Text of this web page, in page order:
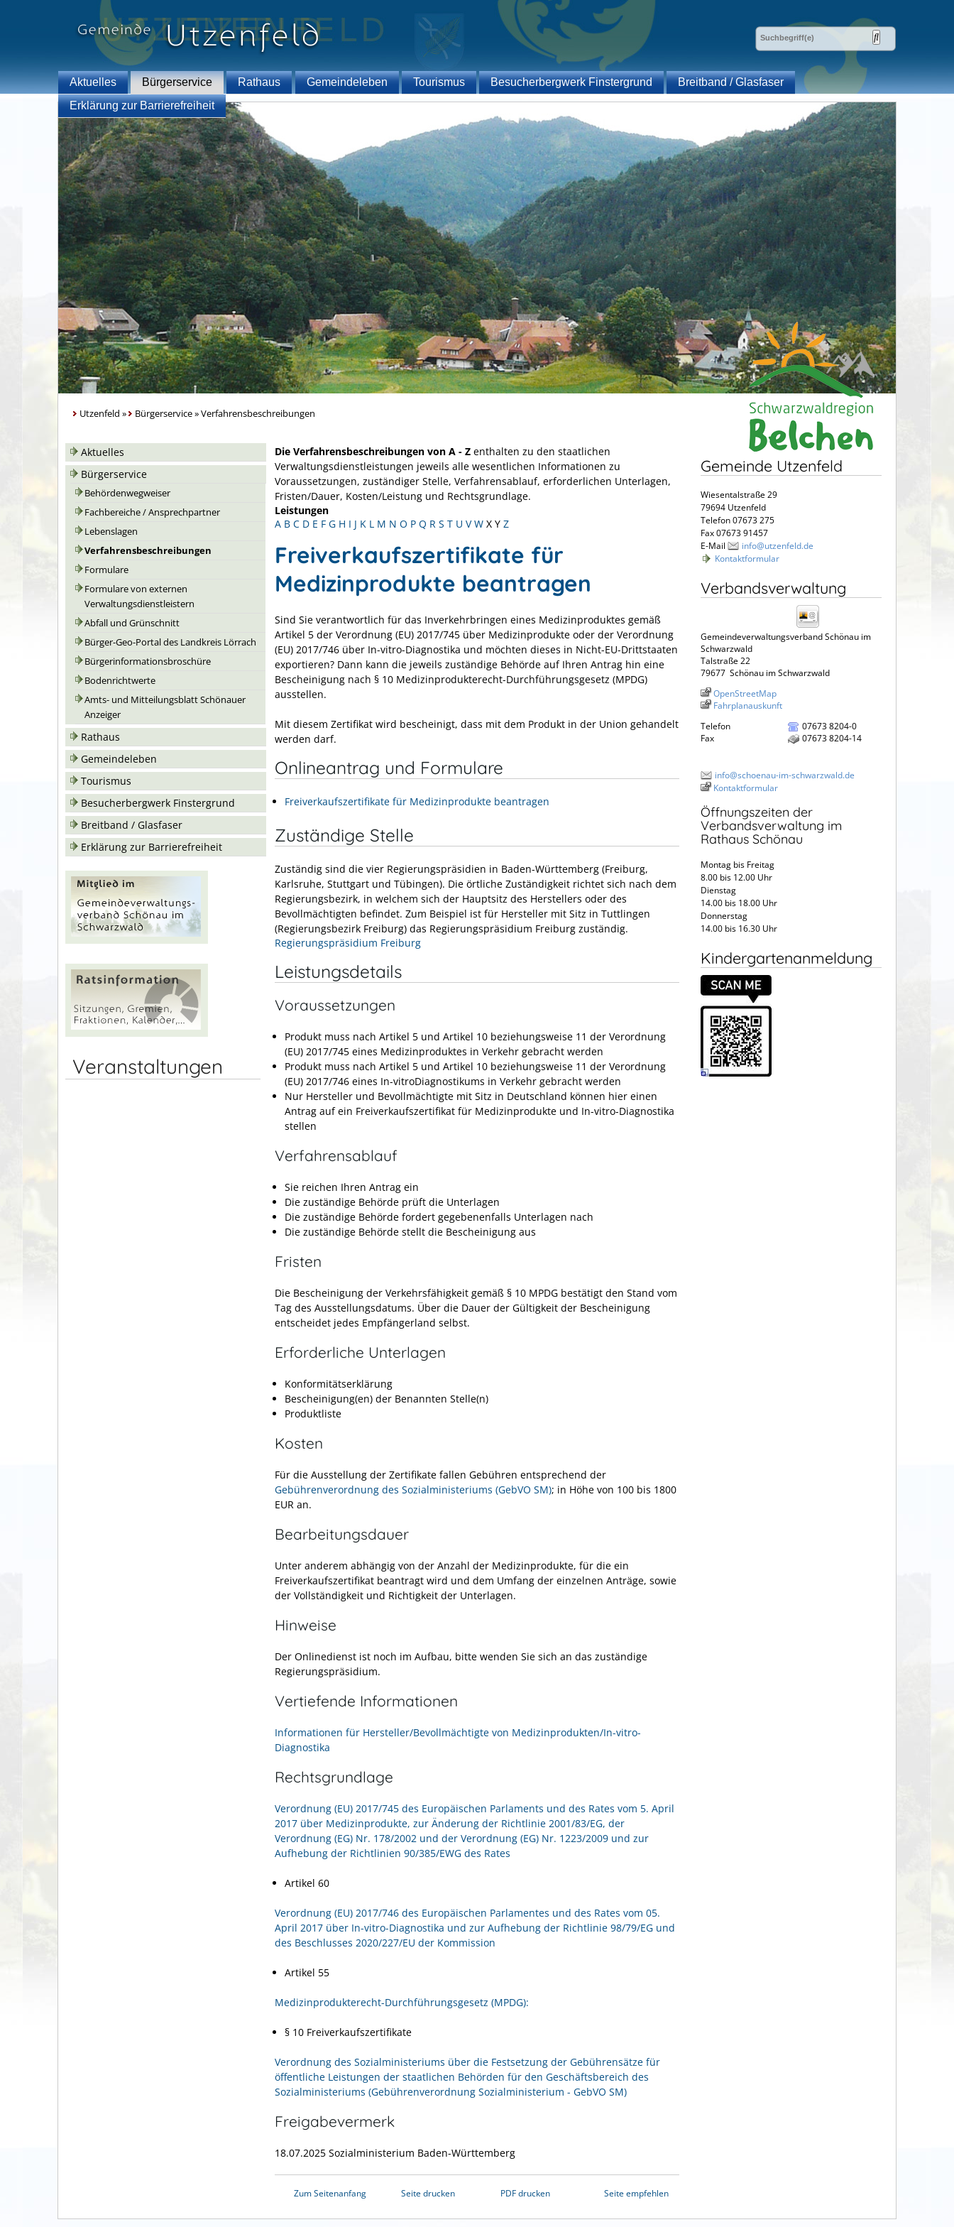
Aktuelles Bürgerservice Rathaus Gemeindeleben Tourismus Besucherbergwerk Finstergrund
Breitband / Glasfaser
Erklärung zur Barrierefreiheit
Utzenfeld » Bürgerservice»Verfahrensbeschreibungen
Aktuelles
Bürgerservice
Behördenwegweiser
Fachbereiche / Ansprechpartner
Lebenslagen
Verfahrensbeschreibungen
Formulare
Formulare von externen
Verwaltungsdienstleistern
Abfall und Grünschnitt
Bürger-Geo-Portal des Landkreis Lörrach
Bürgerinformationsbroschüre
Bodenrichtwerte
Amts- und Mitteilungsblatt Schönauer
Anzeiger
Rathaus
Gemeindeleben
Tourismus
Besucherbergwerk Finstergrund
Breitband / Glasfaser
Erklärung zur Barrierefreiheit
Veranstaltungen
Die Verfahrensbeschreibungen von A - Z enthalten zu den staatlichen
Verwaltungsdienstleistungen jeweils alle wesentlichen Informationen zu
Voraussetzungen, zuständiger Stelle, Verfahrensablauf, erforderlichen Unterlagen,
Fristen/Dauer, Kosten/Leistung und Rechtsgrundlage.
Leistungen
A B C D E F G H I J K L M N O P Q R S T U V W X Y Z
Freiverkaufszertifikate für
Medizinprodukte beantragen
Sind Sie verantwortlich für das Inverkehrbringen eines Medizinproduktes gemäß
Artikel 5 der Verordnung (EU) 2017/745 über Medizinprodukte oder der Verordnung
(EU) 2017/746 über In-vitro-Diagnostika und möchten dieses in Nicht-EU-Drittstaaten
exportieren? Dann kann die jeweils zuständige Behörde auf Ihren Antrag hin eine
Bescheinigung nach § 10 Medizinprodukterecht-Durchführungsgesetz (MPDG)
ausstellen.
Mit diesem Zertifikat wird bescheinigt, dass mit dem Produkt in der Union gehandelt
werden darf.
Onlineantrag und Formulare
Freiverkaufszertifikate für Medizinprodukte beantragen
Zuständige Stelle
Zuständig sind die vier Regierungspräsidien in Baden-Württemberg (Freiburg,
Karlsruhe, Stuttgart und Tübingen). Die örtliche Zuständigkeit richtet sich nach dem
Regierungsbezirk, in welchem sich der Hauptsitz des Herstellers oder des
Bevollmächtigten befindet. Zum Beispiel ist für Hersteller mit Sitz in Tuttlingen
(Regierungsbezirk Freiburg) das Regierungspräsidium Freiburg zuständig.
Regierungspräsidium Freiburg
Leistungsdetails
Voraussetzungen
Produkt muss nach Artikel 5 und Artikel 10 beziehungsweise 11 der Verordnung
(EU) 2017/745 eines Medizinproduktes in Verkehr gebracht werden
Produkt muss nach Artikel 5 und Artikel 10 beziehungsweise 11 der Verordnung
(EU) 2017/746 eines In-vitroDiagnostikums in Verkehr gebracht werden
Nur Hersteller und Bevollmächtigte mit Sitz in Deutschland können hier einen
Antrag auf ein Freiverkaufszertifikat für Medizinprodukte und In-vitro-Diagnostika
stellen
Verfahrensablauf
Sie reichen Ihren Antrag ein
Die zuständige Behörde prüft die Unterlagen
Die zuständige Behörde fordert gegebenenfalls Unterlagen nach
Die zuständige Behörde stellt die Bescheinigung aus
Fristen
Die Bescheinigung der Verkehrsfähigkeit gemäß § 10 MPDG bestätigt den Stand vom
Tag des Ausstellungsdatums. Über die Dauer der Gültigkeit der Bescheinigung
entscheidet jedes Empfängerland selbst.
Erforderliche Unterlagen
Konformitätserklärung
Bescheinigung(en) der Benannten Stelle(n)
Produktliste
Kosten
Für die Ausstellung der Zertifikate fallen Gebühren entsprechend der
Gebührenverordnung des Sozialministeriums (GebVO SM); in Höhe von 100 bis 1800
EUR an.
Bearbeitungsdauer
Unter anderem abhängig von der Anzahl der Medizinprodukte, für die ein
Freiverkaufszertifikat beantragt wird und dem Umfang der einzelnen Anträge, sowie
der Vollständigkeit und Richtigkeit der Unterlagen.
Hinweise
Der Onlinedienst ist noch im Aufbau, bitte wenden Sie sich an das zuständige
Regierungspräsidium.
Vertiefende Informationen
Informationen für Hersteller/Bevollmächtigte von Medizinprodukten/In-vitro-
Diagnostika
Rechtsgrundlage
Verordnung (EU) 2017/745 des Europäischen Parlaments und des Rates vom 5. April
2017 über Medizinprodukte, zur Änderung der Richtlinie 2001/83/EG, der
Verordnung (EG) Nr. 178/2002 und der Verordnung (EG) Nr. 1223/2009 und zur
Aufhebung der Richtlinien 90/385/EWG des Rates
Artikel 60
Verordnung (EU) 2017/746 des Europäischen Parlamentes und des Rates vom 05.
April 2017 über In-vitro-Diagnostika und zur Aufhebung der Richtlinie 98/79/EG und
des Beschlusses 2020/227/EU der Kommission
Artikel 55
Medizinprodukterecht-Durchführungsgesetz (MPDG):
§ 10 Freiverkaufszertifikate
Verordnung des Sozialministeriums über die Festsetzung der Gebührensätze für
öffentliche Leistungen der staatlichen Behörden für den Geschäftsbereich des
Sozialministeriums (Gebührenverordnung Sozialministerium - GebVO SM)
Freigabevermerk
18.07.2025 Sozialministerium Baden-Württemberg
Zum Seitenanfang Seite drucken PDF drucken Seite empfehlen
Gemeinde Utzenfeld
Wiesentalstraße 29
79694 Utzenfeld
Telefon 07673 275
Fax 07673 91457
E-Mail
info@utzenfeld.de
Kontaktformular
Verbandsverwaltung
Gemeindeverwaltungsverband Schönau im
Schwarzwald
Talstraße 22
79677 Schönau im Schwarzwald
OpenStreetMap
Fahrplanauskunft
Telefon
07673 8204-0
Fax
07673 8204-14
info@schoenau-im-schwarzwald.de
Kontaktformular
Öffnungszeiten der
Verbandsverwaltung im
Rathaus Schönau
Montag bis Freitag
8.00 bis 12.00 Uhr
Dienstag
14.00 bis 18.00 Uhr
Donnerstag
14.00 bis 16.30 Uhr
Kindergartenanmeldung